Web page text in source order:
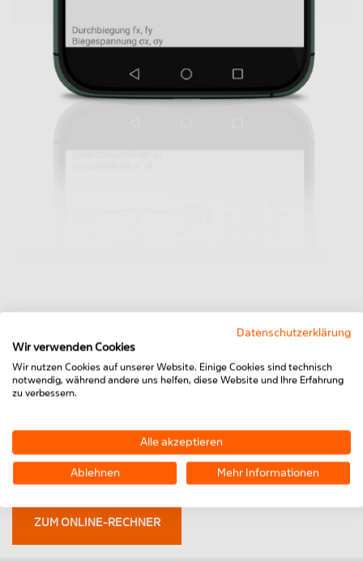
Das Berechnungsprogramm zeigt dem Nutzer sofort
an, ob das eingesetzte Profil für die Anwendung
geeignet ist. Liegt die Durchbiegung über den
zulässigen Grenzwerten, wählt man eine stärkere
ZUM ONLINE-RECHNER
Datenschutzerklärung
Wir verwenden Cookies
Wir nutzen Cookies auf unserer Website. Einige Cookies sind technisch
notwendig, während andere uns helfen, diese Website und Ihre Erfahrung
zu verbessern.
Alle akzeptieren
Ablehnen Mehr Informationen